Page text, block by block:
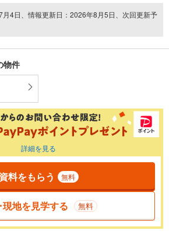
4日、情報更新日：2026年8月5日、次回更新予
物件
詳細を見る
資料をもらう 無料
現地を見学する 無料